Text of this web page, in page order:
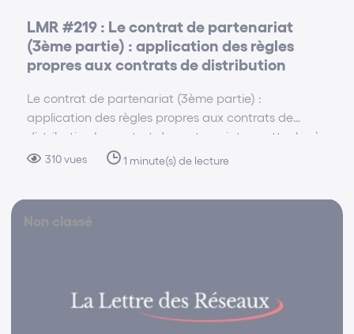
LMR #219 : Le contrat de partenariat
(3ème partie) : application des règles
propres aux contrats de distribution
Le contrat de partenariat (3ème partie) :
application des règles propres aux contrats de
distribution Le contrat de partenariat se rattache à
la catégorie des contrats « conclus dans l’intérêt
310 vues 1 minute(s) de lecture
Non classé